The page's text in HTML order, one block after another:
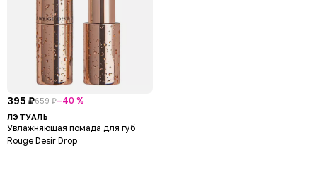
395 ₽659 ₽–40 %
ЛЭТУАЛЬ
Увлажняющая помада для губ
Rouge Desir Drop